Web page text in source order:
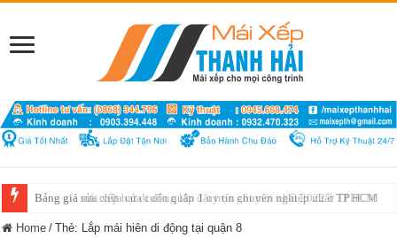
Bảng giá sửa chữa cửa cuốn quận 1 uy tín chuyên nghiệp nhất TP HCM
Home / Thẻ: Lắp mái hiên di động tại quận 8